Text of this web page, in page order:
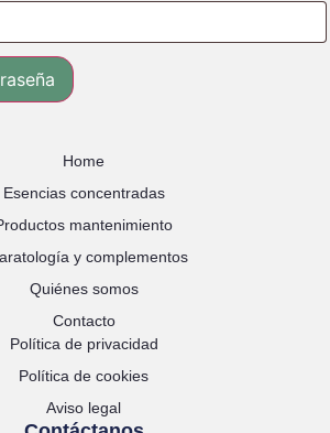
Home
Esencias concentradas
mantenimiento
y complementos
Quiénes somos
Contacto
Política de privacidad
Política de cookies
Aviso legal